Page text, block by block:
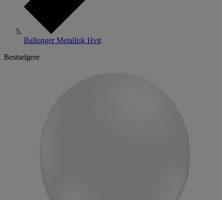
Ballonger Metallisk Hvit
Bestselgere